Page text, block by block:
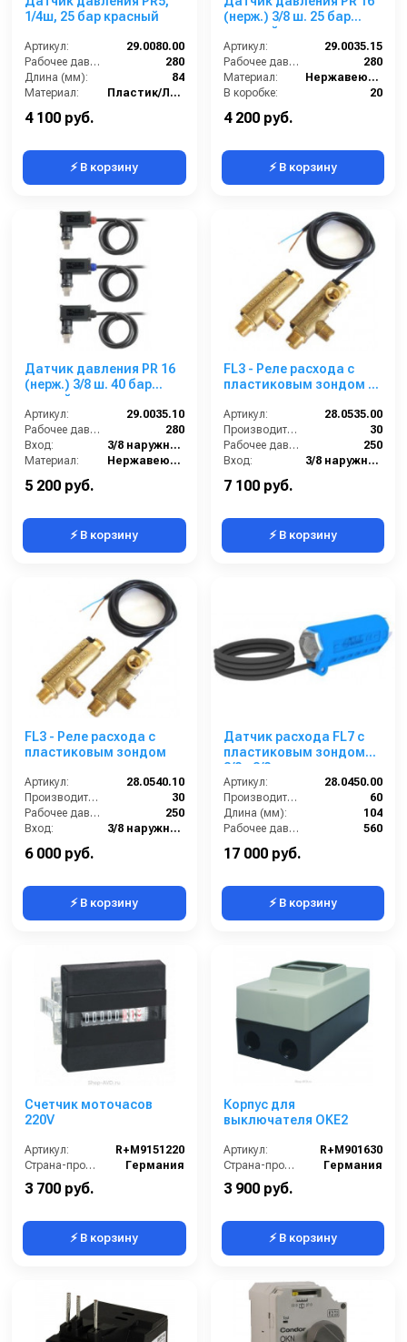
1/4ш, 25 бар красный
Артикул:
29.0080.00
Рабочее давление (бар):
280
Длина (мм):
84
Материал:
Пластик/Латунь
4 100 руб.
⚡ В корзину
(нерж.) 3/8 ш. 25 бар
красный
Артикул:
29.0035.15
Рабочее давление (бар):
280
Материал:
Нержавеющая сталь
В коробке:
20
4 200 руб.
⚡ В корзину
Датчик давления PR 16
(нерж.) 3/8 ш. 40 бар
черный
Артикул:
29.0035.10
Рабочее давление (бар):
280
Вход:
3/8 наружняя резьба
Материал:
Нержавеющая сталь
5 200 руб.
⚡ В корзину
FL3 - Реле расхода с
пластиковым зондом с
манометра 1/4 Bsp (Г)
Артикул:
28.0535.00
Производительность (л/мин):
30
Рабочее давление (бар):
250
Вход:
3/8 наружняя резьба
7 100 руб.
⚡ В корзину
FL3 - Реле расхода с
пластиковым зондом
Артикул:
28.0540.10
Производительность (л/мин):
30
Рабочее давление (бар):
250
Вход:
3/8 наружняя резьба
6 000 руб.
⚡ В корзину
Датчик расхода FL7 с
пластиковым зондом
3/8 г 3/8 г.
Артикул:
28.0450.00
Производительность (л/мин):
60
Длина (мм):
104
Рабочее давление (бар):
560
Мощность (кВт):
17 000 руб.
⚡ В корзину
Счетчик моточасов
220V
Артикул:
R+M9151220
Страна-производитель:
Германия
3 700 руб.
⚡ В корзину
Корпус для
выключателя OKЕ2
Артикул:
R+M901630
Страна-производитель:
Германия
3 900 руб.
⚡ В корзину